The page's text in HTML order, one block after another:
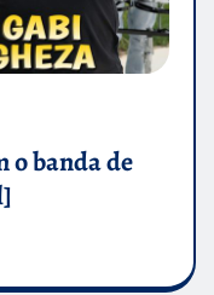
o banda de